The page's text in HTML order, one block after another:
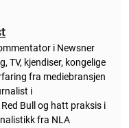
i Newsner
TV, kjendiser, kongelige
fra mediebransjen
i
Bull og hatt praksis i
fra NLA